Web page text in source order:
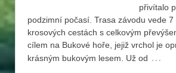
přivítalo
podzimní počasí. Trasa závodu vede
krosových cestách s celkovým
cílem na Bukové hoře, jejiž vrchol je
krásným bukovým lesem. Už od …